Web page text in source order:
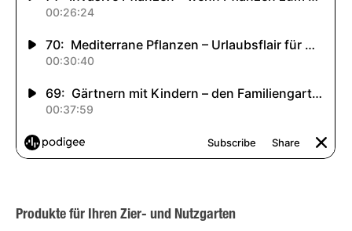
Produkte für Ihren Zier- und Nutzgarten